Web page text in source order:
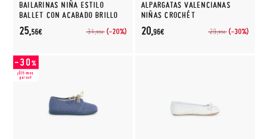
BAILARINAS NIÑA ESTILO
BALLET CON ACABADO BRILLO
31,95€ (-20%)
25,56€
ALPARGATAS VALENCIANAS
NIÑAS CROCHÉT
29,95€ (-30%)
20,96€